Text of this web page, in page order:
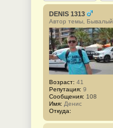
DENIS 1313
Автор темы, Бывалый
Возраст: 41
Репутация: 9
Сообщения: 108
Имя: Денис
Откуда: